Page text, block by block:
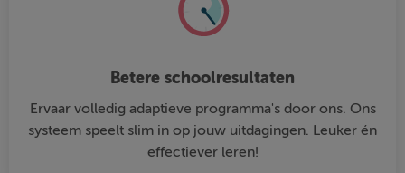
Betere schoolresultaten
Ervaar volledig adaptieve programma's door ons. Ons
systeem speelt slim in op jouw uitdagingen. Leuker én
effectiever leren!